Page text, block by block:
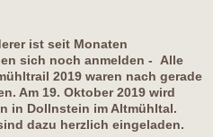
ist seit Monaten
sich noch anmelden - Alle
2019 waren nach gerade
Am 19. Oktober 2019 wird
in Dollnstein im Altmühltal.
dazu herzlich eingeladen.